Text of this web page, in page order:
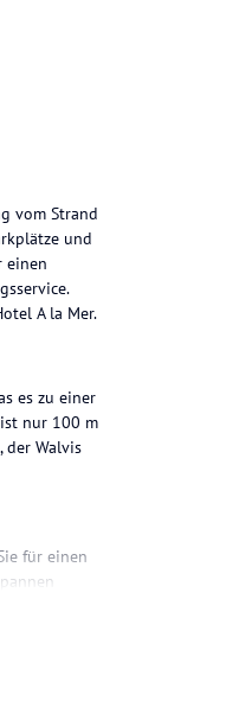
vom Strand
und
einen
A la Mer.
es zu einer
nur 100 m
der Walvis
für einen
die